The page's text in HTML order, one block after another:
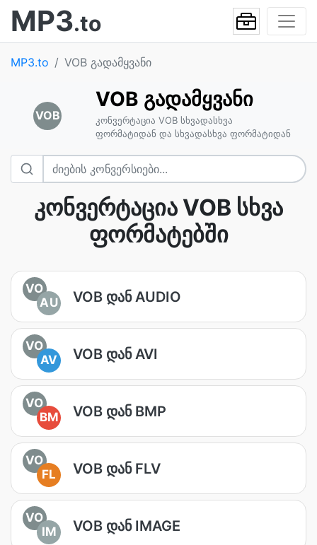
MP3.to
MP3.to VOB გადამყვანი
VOB
VOB გადამყვანი
კონვერტაცია VOB სხვადასხვა
ფორმატიდან და სხვადასხვა ფორმატიდან
კონვერტაცია VOB სხვა
ფორმატებში
VO
AU
VOB დან AUDIO
VO
AV
VOB დან AVI
VO
BM
VOB დან BMP
VO
FL
VOB დან FLV
VO
IM
VOB დან IMAGE